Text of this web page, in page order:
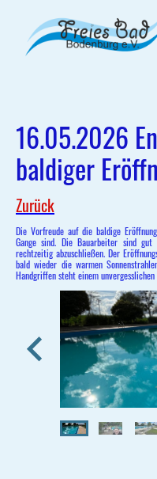
16.05.2026
baldiger
Zurück
Die Vorfreude auf die baldige
Gange sind. Die Bauarbeiter sind
rechtzeitig abzuschließen. Der
bald wieder die warmen
Handgriffen steht einem